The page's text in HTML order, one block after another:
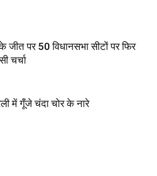
पर 50 विधानसभा सीटों पर फिर
चर्चा
में गूँजे चंदा चोर के नारे